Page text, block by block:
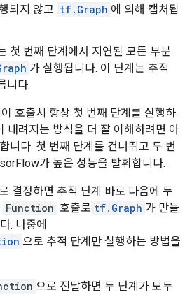
되지 않고 tf.Graph 에 의해 캡처됩
첫 번째 단계에서 지연된 모든 부분
가 실행됩니다. 이 단계는 추적
니다.
이 호출시 항상 첫 번째 단계를 실행하
내려지는 방식을 더 잘 이해하려면 아
니다. 첫 번째 단계를 건너뛰고 두 번
가 높은 성능을 발휘합니다.
결정하면 추적 단계 바로 다음에 두
Function 호출로 tf.Graph 가 만들
. 나중에
으로 추적 단계만 실행하는 방법을
으로 전달하면 두 단계가 모두